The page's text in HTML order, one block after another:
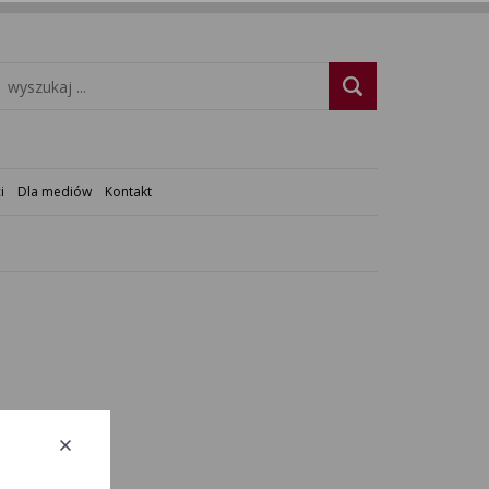
Dla mediów Kontakt